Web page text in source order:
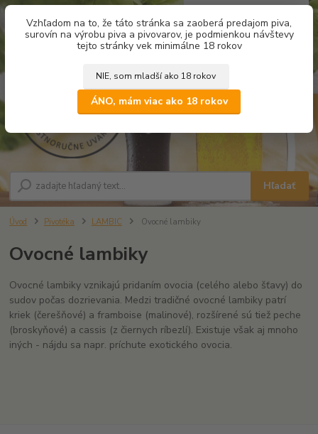
Vzhľadom na to, že táto stránka sa zaoberá predajom piva,
surovín na výrobu piva a pivovarov, je podmienkou návštevy
tejto stránky vek minimálne 18 rokov
NIE, som mladší ako 18 rokov
ÁNO, mám viac ako 18 rokov
Hľadať
za0,00 €
Úvod Pivotéka LAMBIC Ovocné lambiky
Ovocné lambiky
Ovocné lambiky vznikajú pridaním ovocia (celého alebo šťavy) do
sudov počas dozrievania. Medzi tradičné ovocné lambiky patrí
kriek (čerešňové) a framboise (malinové), rozšírené sú tiež peche
(broskyňové) a cassis (z čiernych ríbezlí). Existuje však aj mnoho
iných - nájdu sa napr. príchute exotického ovocia.